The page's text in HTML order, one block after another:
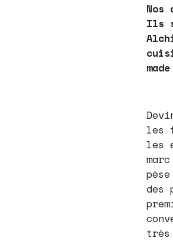
Ils
les
les
des